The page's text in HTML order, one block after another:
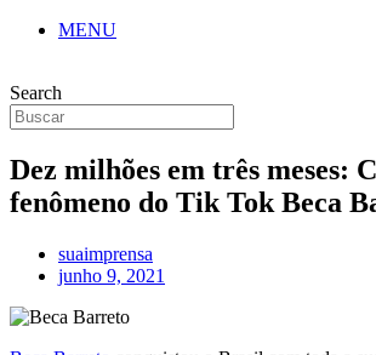
MENU
Search
Dez milhões em três meses:
fenômeno do Tik Tok Beca
suaimprensa
junho 9, 2021